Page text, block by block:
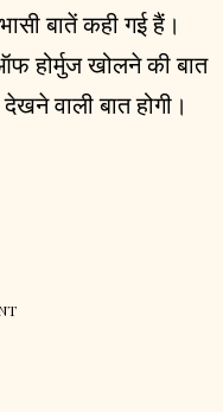
बातें कही गई हैं।
होर्मुज खोलने की बात
वाली बात होगी।